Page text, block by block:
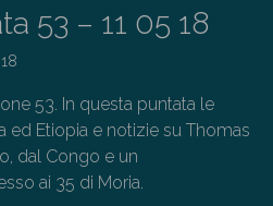
53 – 11 05 18
53. In questa puntata le
ed Etiopia e notizie su Thomas
dal Congo e un
ai 35 di Moria.